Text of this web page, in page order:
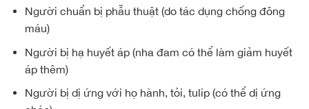
Người chuẩn bị phẫu thuật (do tác dụng chống đông
máu)
Người bị hạ huyết áp (nha đam có thể làm giảm huyết
áp thêm)
Người bị dị ứng với họ hành, tỏi, tulip (có thể dị ứng